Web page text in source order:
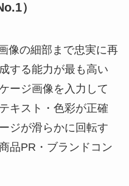
）
像の細部まで忠実に再
する能力が最も高い
ージ画像を入力して
キスト・色彩が正確
ジが滑らかに回転す
品PR・ブランドコン